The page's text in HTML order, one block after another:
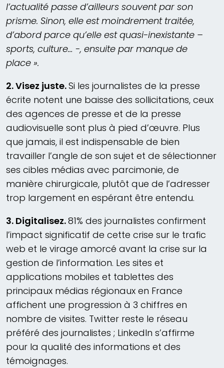
l’actualité passe d’ailleurs souvent par son
prisme. Sinon, elle est moindrement traitée,
d’abord parce qu’elle est quasi-inexistante –
sports, culture… -, ensuite par manque de
place ».
2. Visez juste.Si les journalistes de la presse
écrite notent une baisse des sollicitations, ceux
des agences de presse et de la presse
audiovisuelle sont plus à pied d’œuvre. Plus
que jamais, il est indispensable de bien
travailler l’angle de son sujet et de sélectionner
ses cibles médias avec parcimonie, de
manière chirurgicale, plutôt que de l’adresser
trop largement en espérant être entendu.
3. Digitalisez.81% des journalistes confirment
l’impact significatif de cette crise sur le trafic
web et le virage amorcé avant la crise sur la
gestion de l’information. Les sites et
applications mobiles et tablettes des
principaux médias régionaux en France
affichent une progression à 3 chiffres en
nombre de visites. Twitter reste le réseau
préféré des journalistes ; LinkedIn s’affirme
pour la qualité des informations et des
témoignages.